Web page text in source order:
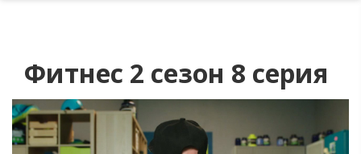
Фитнес 2 сезон 8 серия